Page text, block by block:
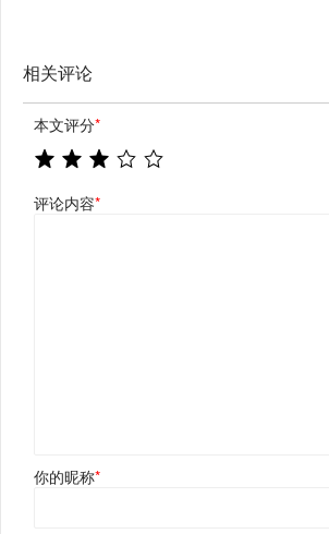
相关评论
本文评分*
评论内容*
你的昵称*